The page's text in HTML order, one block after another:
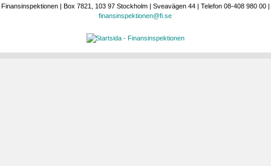
Finansinspektionen | Box 7821, 103 97 Stockholm | Sveavägen 44 | Telefon 08-408 980 00 |
finansinspektionen@fi.se